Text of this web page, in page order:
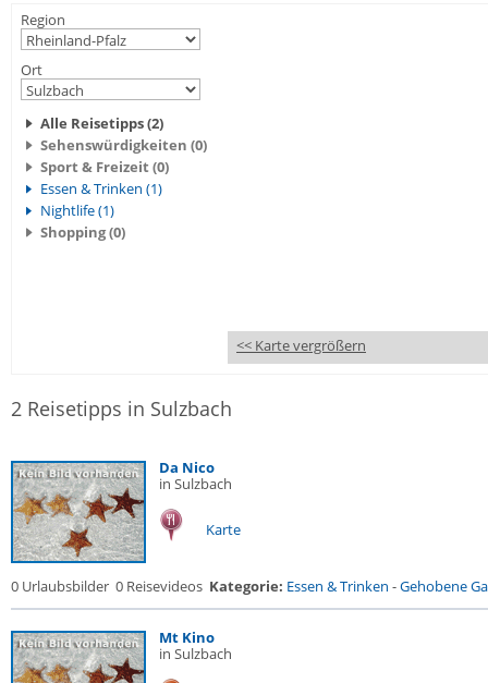
Region
Ort
Alle Reisetipps (2)
Sehenswürdigkeiten (0)
Sport & Freizeit (0)
Essen & Trinken (1)
Nightlife (1)
Shopping (0)
<< Karte vergrößern
2 Reisetipps in Sulzbach
Da Nico
in Sulzbach
Karte
0 Urlaubsbilder 0 Reisevideos Kategorie: Essen & Trinken -Gehobene
Mt Kino
in Sulzbach